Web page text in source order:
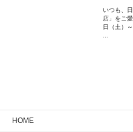
いつも、
店」をご
日（土）
HOME